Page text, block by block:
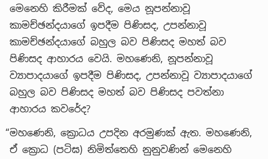
මෙනෙහි කිරීමක් වේද, මෙය නූපන්නාවූ
කාමච්ඡන්දයාගේ ඉපදීම පිණිසද, උපන්නාවූ
කාමච්ඡන්දයාගේ බහුල බව පිණිසද මහත් බව
පිණිසද ආහාරය වෙයි. මහණෙනි, නූපන්නාවූ
ව්‍යාපාදයාගේ ඉපදීම පිණිසද, උපන්නාවූ ව්‍යාපාදයාගේ
බහුල බව පිණිසද මහත් බව පිණිසද පවත්නා
ආහාරය කවරේද?
“මහණෙනි, ක්‍රොධය උපදින අරමුණක් ඇත. මහණෙනි,
ඒ ක්‍රොධ (පටිඝ) නිමිත්තෙහි නුනුවණින් මෙනෙහි